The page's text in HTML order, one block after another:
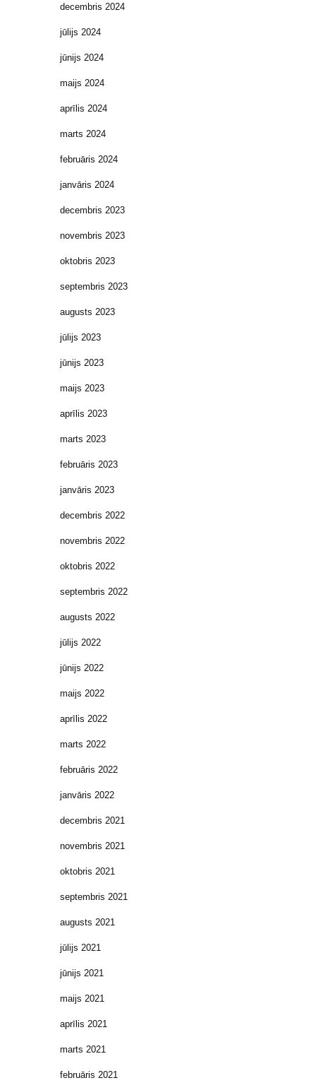
decembris 2024
jūlijs 2024
jūnijs 2024
maijs 2024
aprīlis 2024
marts 2024
februāris 2024
janvāris 2024
decembris 2023
novembris 2023
oktobris 2023
septembris 2023
augusts 2023
jūlijs 2023
jūnijs 2023
maijs 2023
aprīlis 2023
marts 2023
februāris 2023
janvāris 2023
decembris 2022
novembris 2022
oktobris 2022
septembris 2022
augusts 2022
jūlijs 2022
jūnijs 2022
maijs 2022
aprīlis 2022
marts 2022
februāris 2022
janvāris 2022
decembris 2021
novembris 2021
oktobris 2021
septembris 2021
augusts 2021
jūlijs 2021
jūnijs 2021
maijs 2021
aprīlis 2021
marts 2021
februāris 2021